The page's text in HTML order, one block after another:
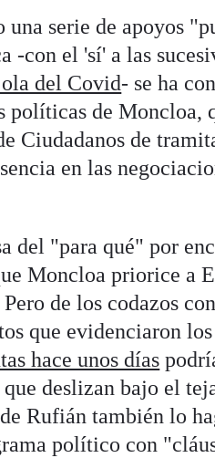
serie de apoyos
con el 'sí' a las
del Covid- se ha
políticas de Moncloa,
Ciudadanos de
en las
del "para qué" por
Moncloa priorice a
de los codazos
que evidenciaron
hace unos días
deslizan bajo el
Rufián también lo
político con